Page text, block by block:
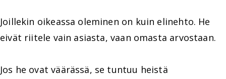
Joillekin oikeassa oleminen on kuin elinehto. He
eivät riitele vain asiasta, vaan omasta arvostaan.
Jos he ovat väärässä, se tuntuu heistä